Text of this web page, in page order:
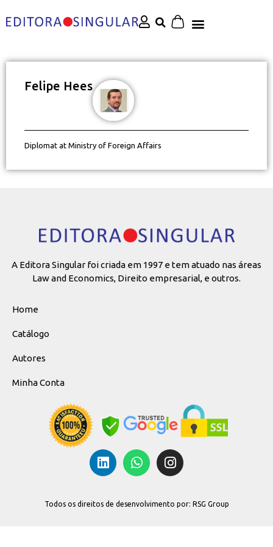
Felipe Hees
Diplomat at Ministry of Foreign Affairs
A Editora Singular foi criada em 1997 e tem atuado nas áreas
Law and Economics, Direito empresarial, e outros.
Home
Catálogo
Autores
Minha Conta
Todos os direitos de desenvolvimento por: RSG Group